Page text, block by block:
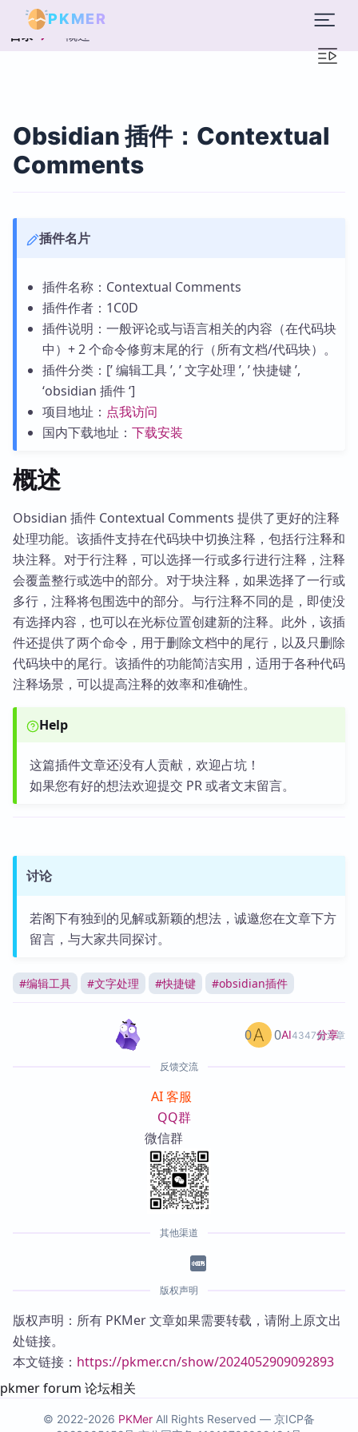
PKMER
目录 概述
Obsidian 插件：Contextual
Comments
插件名片
插件名称：Contextual Comments
插件作者：1C0D
插件说明：一般评论或与语言相关的内容（在代码块
中）+ 2 个命令修剪末尾的行（所有文档/代码块）。
插件分类：[’ 编辑工具 ’, ’ 文字处理 ’, ’ 快捷键 ’,
‘obsidian 插件 ‘]
项目地址： 点我访问
国内下载地址： 下载安装
概述
Obsidian 插件 Contextual Comments 提供了更好的注释
处理功能。该插件支持在代码块中切换注释，包括行注释和
块注释。对于行注释，可以选择一行或多行进行注释，注释
会覆盖整行或选中的部分。对于块注释，如果选择了一行或
多行，注释将包围选中的部分。与行注释不同的是，即使没
有选择内容，也可以在光标位置创建新的注释。此外，该插
件还提供了两个命令，用于删除文档中的尾行，以及只删除
代码块中的尾行。该插件的功能简洁实用，适用于各种代码
注释场景，可以提高注释的效率和准确性。
Help
这篇插件文章还没有人贡献，欢迎占坑！
如果您有好的想法欢迎提交 PR 或者文末留言。
讨论
若阁下有独到的见解或新颖的想法，诚邀您在文章下方
留言，与大家共同探讨。
#编辑工具 #文字处理 #快捷键 #obsidian插件
AI4347篇文章
0 0 分享
反馈交流
AI 客服
QQ群
微信群
其他渠道
版权声明
版权声明：所有 PKMer 文章如果需要转载，请附上原文出
处链接。
本文链接： https://pkmer.cn/show/2024052909092893
pkmer forum 论坛相关
© 2022-2026 PKMer All Rights Reserved — 京ICP备